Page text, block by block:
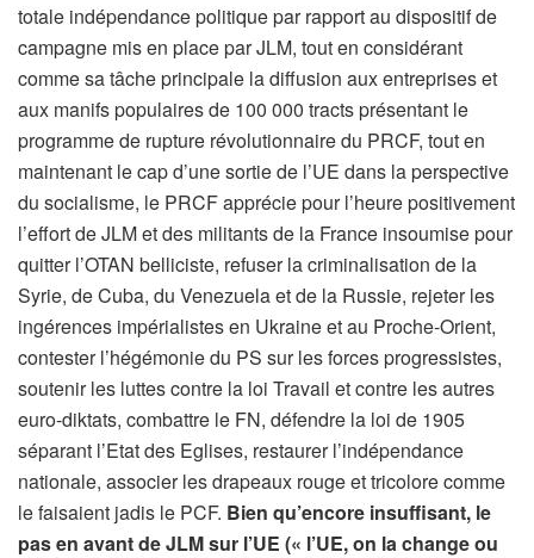
totale indépendance politique par rapport au dispositif de
campagne mis en place par JLM, tout en considérant
comme sa tâche principale la diffusion aux entreprises et
aux manifs populaires de 100 000 tracts présentant le
programme de rupture révolutionnaire du PRCF, tout en
maintenant le cap d’une sortie de l’UE dans la perspective
du socialisme, le PRCF apprécie pour l’heure positivement
l’effort de JLM et des militants de la France insoumise pour
quitter l’OTAN belliciste, refuser la criminalisation de la
Syrie, de Cuba, du Venezuela et de la Russie, rejeter les
ingérences impérialistes en Ukraine et au Proche-Orient,
contester l’hégémonie du PS sur les forces progressistes,
soutenir les luttes contre la loi Travail et contre les autres
euro-diktats, combattre le FN, défendre la loi de 1905
séparant l’Etat des Eglises, restaurer l’indépendance
nationale, associer les drapeaux rouge et tricolore comme
le faisaient jadis le PCF. Bien qu’encore insuffisant, le
pas en avant de JLM sur l’UE (« l’UE, on la change ou